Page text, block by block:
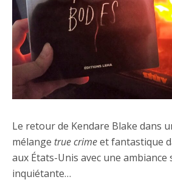
Le retour de Kendare Blake dans
mélange true crimeet fantastique
aux États-Unis avec une
inquiétante…